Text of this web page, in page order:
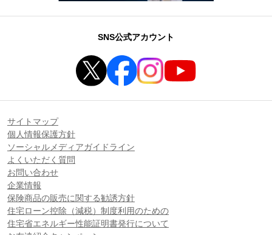
SNS公式アカウント
サイトマップ
個人情報保護方針
ソーシャルメディアガイドライン
よくいただく質問
お問い合わせ
企業情報
保険商品の販売に関する勧誘方針
住宅ローン控除（減税）制度利用のための
住宅省エネルギー性能証明書発行について